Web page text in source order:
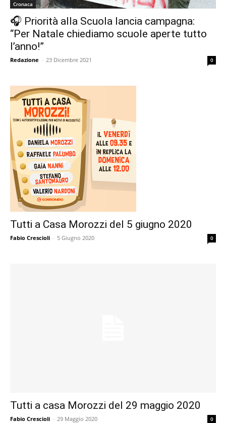
Cronaca
🎧 Priorità alla Scuola lancia campagna:
“Per Natale chiediamo scuole aperte tutto
l’anno!”
Redazione - 23 Dicembre 2021 0
Tutti a Casa Morozzi del 5 giugno 2020
Fabio Crescioli - 5 Giugno 2020 0
Tutti a casa Morozzi del 29 maggio 2020
Fabio Crescioli - 29 Maggio 2020 0